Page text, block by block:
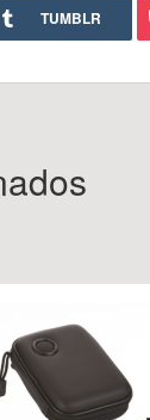
TUMBLR